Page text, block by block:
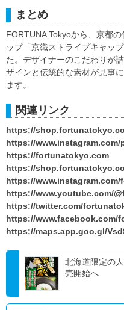
まとめ
FORTUNA Tokyoから、京都
ップ「京織ストライプキャッ
た。デザイナーのこだわりが
ザインと伝統的な素材が見事
ます。
関連リンク
https://
https://www.instagram.com/
https://fortunatokyo.com
https://
https://
https://www.youtube.com/
https://twitter.com/
https://www.facebook.com/
https://maps.app.goo.gl/
北海道限定の
売開始へ